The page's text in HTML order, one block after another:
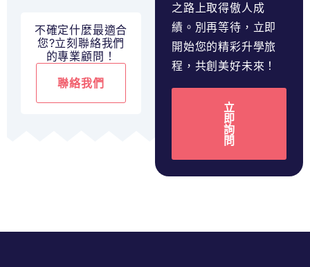
不確定什麼最適合
您?立刻聯絡我們
的專業顧問！
聯絡我們
之路上取得傲人成
績。別再等待，立即
開始您的精彩升學旅
程，共創美好未來！
立
即
詢
問